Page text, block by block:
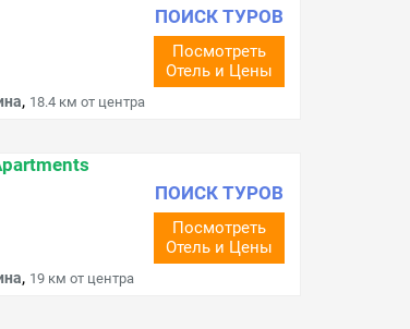
, 18.4 км от центра
ПОИСК ТУРОВ
Посмотреть
Отель и Цены
, 19 км от центра
ПОИСК ТУРОВ
Посмотреть
Отель и Цены